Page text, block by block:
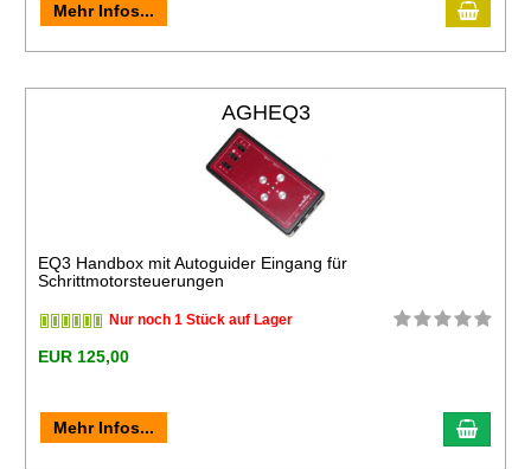
Mehr Infos...
AGHEQ3
EQ3 Handbox mit Autoguider Eingang für
Schrittmotorsteuerungen
Nur noch 1 Stück auf Lager
EUR 125,00
Mehr Infos...